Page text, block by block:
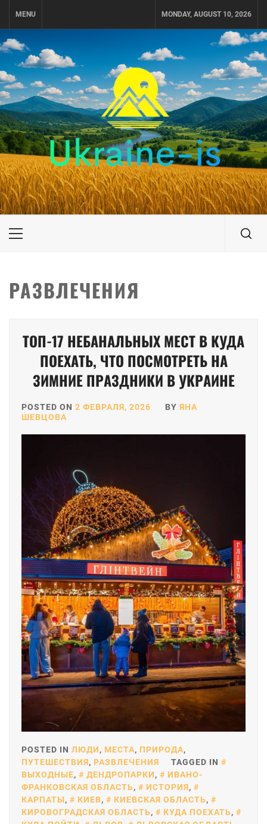
MENU MONDAY, AUGUST 10, 2026
UKRAINE-IS
ПУТЕШЕСТВИЕ ПО УКРАИНЕ
Primary
РАЗВЛЕЧЕНИЯ
ТОП-17 НЕБАНАЛЬНЫХ МЕСТ В КУДА
ПОЕХАТЬ, ЧТО ПОСМОТРЕТЬ НА
ЗИМНИЕ ПРАЗДНИКИ В УКРАИНЕ
POSTED ON 2 ФЕВРАЛЯ, 2026 BY ЯНА
ШЕВЦОВА
POSTED IN ЛЮДИ, МЕСТА, ПРИРОДА,
ПУТЕШЕСТВИЯ, РАЗВЛЕЧЕНИЯ
TAGGED IN
ВЫХОДНЫЕ, ДЕНДРОПАРКИ,
ИВАНО-
ФРАНКОВСКАЯ ОБЛАСТЬ, ИСТОРИЯ,
КАРПАТЫ, КИЕВ, КИЕВСКАЯ ОБЛАСТЬ,
КИРОВОГРАДСКАЯ ОБЛАСТЬ, КУДА ПОЕХАТЬ,
записей